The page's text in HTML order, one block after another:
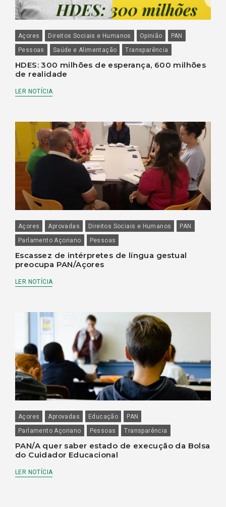
Açores Direitos Sociais e Humanos Opinião
PAN
Pessoas
Saúde e Alimentação Transparência
HDES: 300 milhões de esperança, 600 milhões
de realidade
LER NOTÍCIA
Açores Aprovadas Direitos Sociais e Humanos
PAN
Parlamento Açoriano
Pessoas
Escassez de intérpretes de língua gestual
preocupa PAN/Açores
LER NOTÍCIA
Açores Aprovadas Educação
PAN
Parlamento Açoriano
Pessoas Transparência
PAN/A quer saber estado de execução da Bolsa
do Cuidador Educacional
LER NOTÍCIA